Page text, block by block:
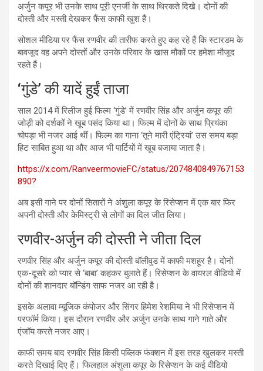
अर्जुन कपूर भी उनके साथ पूरी एनर्जी के साथ थिरकते दिखे। दोनों की
दोस्ती और मस्ती देखकर फैंस काफी खुश हैं।
सोशल मीडिया पर फैंस रणवीर की तारीफ करते हुए कह रहे हैं कि स्टारडम के
बावजूद वह अपने दोस्तों और उनके परिवार के खास मौकों पर हमेशा मौजूद
रहते हैं।
‘गुंडे’ की यादें हुईं ताजा
साल 2014 में रिलीज हुई फिल्म ‘गुंडे’ में रणवीर सिंह और अर्जुन कपूर की
जोड़ी को दर्शकों ने खूब पसंद किया था। फिल्म में दोनों के साथ प्रियंका
चोपड़ा भी नजर आई थीं। फिल्म का गाना ‘तूने मारी एंट्रियां’ उस समय बड़ा
हिट साबित हुआ था और आज भी पार्टियों में खूब बजाया जाता है।
https://x.com/RanveermovieFC/status/2074840849767153
890?
अब इसी गाने पर दोनों सितारों ने अंशुला कपूर के रिसेप्शन में एक बार फिर
अपनी दोस्ती और केमिस्ट्री से लोगों का दिल जीत लिया।
रणवीर-अर्जुन की दोस्ती ने जीता दिल
रणवीर सिंह और अर्जुन कपूर की दोस्ती बॉलीवुड में काफी मशहूर है। दोनों
एक-दूसरे को प्यार से ‘बाबा’ कहकर बुलाते हैं। रिसेप्शन के वायरल वीडियो में
दोनों की शानदार बॉन्डिंग साफ नजर आ रही है।
इसके अलावा म्यूजिक कंपोजर और सिंगर हिमेश रेशमिया ने भी रिसेप्शन में
परफॉर्म किया। इस दौरान रणवीर और अर्जुन उनके साथ गाने गाते और
एंजॉय करते नजर आए।
काफी समय बाद रणवीर सिंह किसी पब्लिक फंक्शन में इस तरह खुलकर मस्ती
करते दिखाई दिए हैं। फिलहाल अंशुला कपूर के रिसेप्शन के कई वीडियो